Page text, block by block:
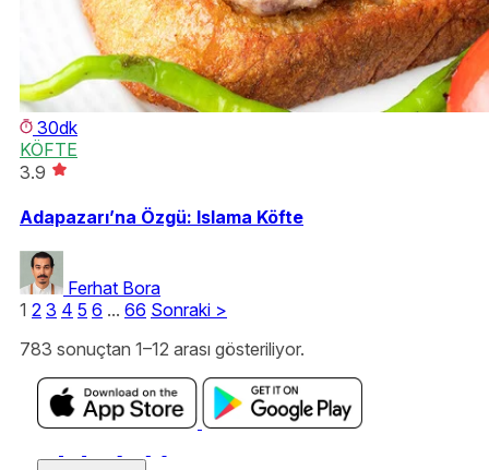
30dk
KÖFTE
3.9
Adapazarı’na Özgü: Islama Köfte
Ferhat Bora
1 2 3 4 5 6 ... 66 Sonraki >
783 sonuçtan 1–12 arası gösteriliyor.